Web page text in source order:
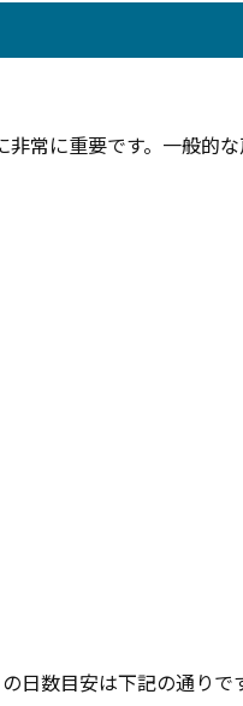
常に重要です。一般的
日数目安は下記の通りで